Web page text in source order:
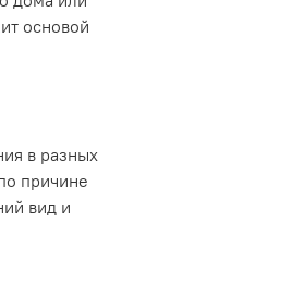
основой
в разных
причине
вид и